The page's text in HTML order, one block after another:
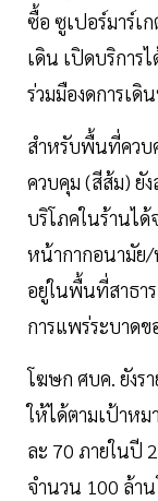
ซื้อ ซูเปอร์มาร์เ
เดิน เปิดบริการ
ร่วมมืองดการเ
สำหรับพื้นที่ควบ
ควบคุม (สีส้ม) ยั
บริโภคในร้านได้
หน้ากากอนามัย
อยู่ในพื้นที่สาธา
การแพร่ระบาดข
โฆษก ศบค. ยังร
ให้ได้ตามเป้าห
ละ 70 ภายในปี
จำนวน 100 ล้า